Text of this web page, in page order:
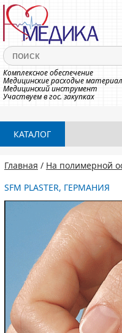
КАТАЛОГ
Главная / На полимерной
SFM PLASTER, ГЕРМАНИЯ
Комплексное обеспечение
Медицинские расходые
Медицинский инструмент
Участвуем в гос. закупках